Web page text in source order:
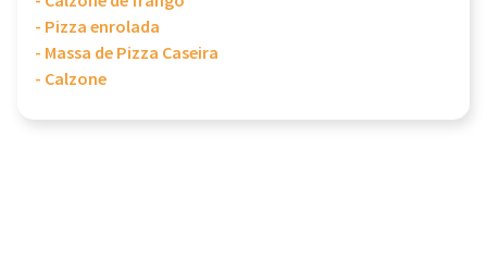
- Pizza enrolada
- Massa de Pizza Caseira
- Calzone